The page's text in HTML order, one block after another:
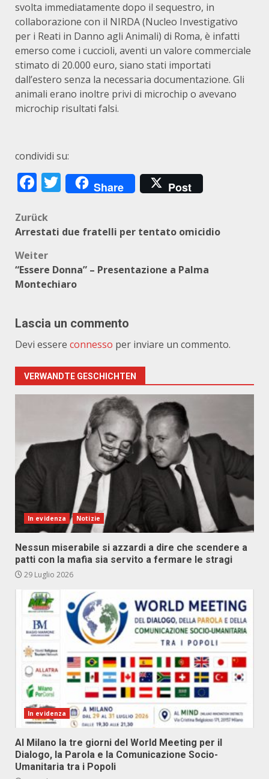
svolta immediatamente dopo il sequestro, in
collaborazione con il NIRDA (Nucleo Investigativo
per i Reati in Danno agli Animali) di Roma, è infatti
emerso come i cuccioli, aventi un valore commerciale
stimato di 20.000 euro, siano stati importati
dall’estero senza la necessaria documentazione. Gli
animali erano inoltre privi di microchip o avevano
microchip risultati falsi.
condividi su:
Facebook
Twitter
Share Post
Beitragsnavigation
Zurück
Arrestati due fratelli per tentato omicidio
Weiter
“Essere Donna” – Presentazione a Palma
Montechiaro
Lascia un commento
Devi essere connesso per inviare un commento.
VERWANDTE GESCHICHTEN
In evidenza Notizie
Nessun miserabile si azzardi a dire che scendere a
patti con la mafia sia servito a fermare le stragi
29 Luglio 2026
In evidenza
Al Milano la tre giorni del World Meeting per il
Dialogo, la Parola e la Comunicazione Socio-
Umanitaria tra i Popoli